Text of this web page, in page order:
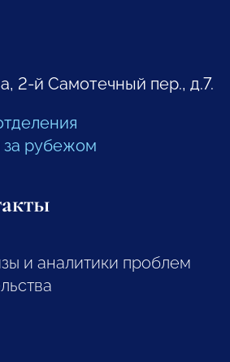
2-й Самотечный пер., д.7.
за рубежом
и аналитики проблем